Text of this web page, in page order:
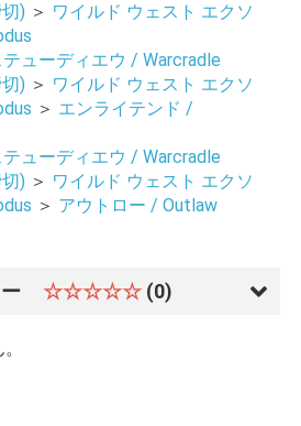
ける
) ＞ ワイルド ウェスト エクソ
ューディエウ / Warcradle
) ＞ ワイルド ウェスト エクソ
＞ エンライテンド /
ューディエウ / Warcradle
) ＞ ワイルド ウェスト エクソ
＞ アウトロー / Outlaw
☆☆☆☆☆ (0)